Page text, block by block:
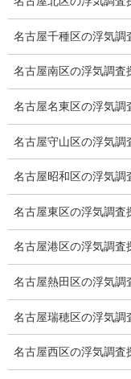
調査費用と調査日数
浮気調査料金の比
GPS検索調査
GPS調査
車両調査
浮気調査地域
浮気調査関連調査
ドメスティックバ
いじめ・子供の虐
別れさせ屋
盗聴調査
名古屋千種区の浮気調
名古屋南区の浮気調査
名古屋名東区の浮気調
名古屋守山区の浮気調
名古屋昭和区の浮気調
名古屋東区の浮気調査
名古屋港区の浮気調査
名古屋熱田区の浮気調
名古屋瑞穂区の浮気調
名古屋西区の浮気調査